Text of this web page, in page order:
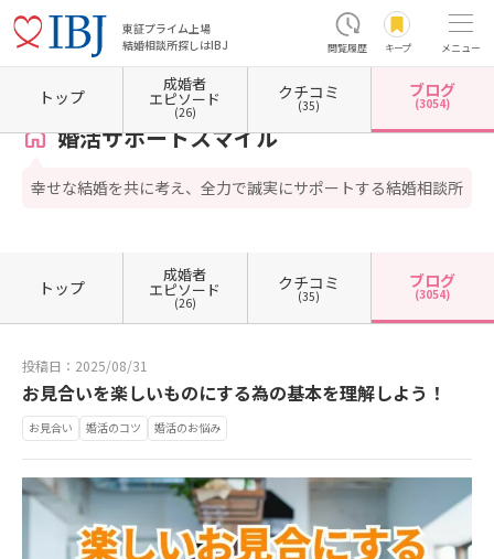
東証プライム上場
結婚相談所探しはIBJ
閲覧履歴 キープ メニュー
ホーム 奈良県の結婚相談所 婚活サポートスマイル カウンセラーブログ一覧 カウンセ
婚活サポートスマイル
幸せな結婚を共に考え、全力で誠実にサポートする結婚相談所
トップ
成婚者
エピソード
(26)
クチコミ
(35)
ブログ
(3054)
トップ
成婚者
エピソード
(26)
クチコミ
(35)
ブログ
(3054)
投稿日：2025/08/31
お見合いを楽しいものにする為の基本を理解しよう！
お見合い 婚活のコツ 婚活のお悩み